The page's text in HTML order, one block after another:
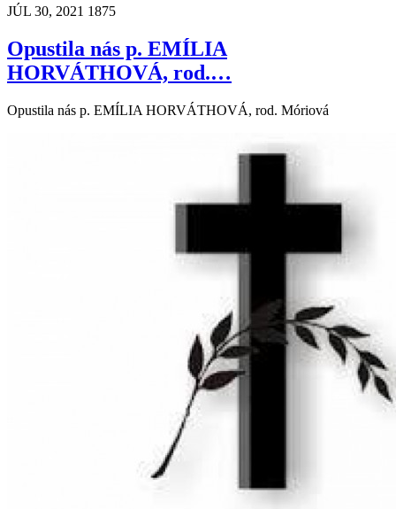
JÚL 30, 2021 1875
Opustila nás p. EMÍLIA
HORVÁTHOVÁ, rod.…
Opustila nás p. EMÍLIA HORVÁTHOVÁ, rod. Móriová